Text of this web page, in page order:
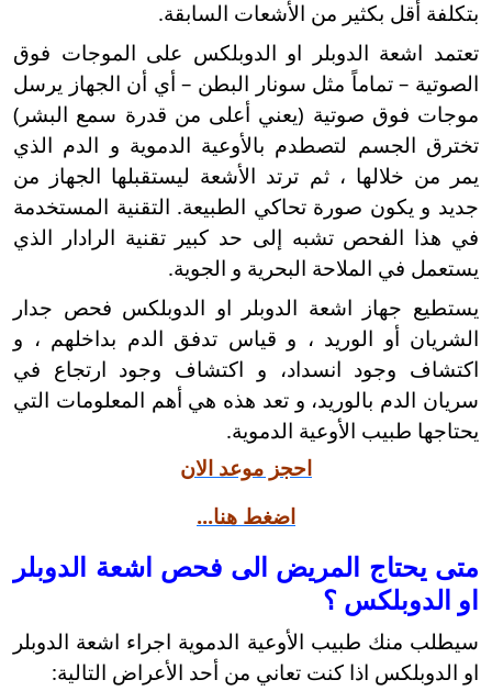
بتكلفة أقل بكثير من الأشعات السابقة.
تعتمد اشعة الدوبلر او الدوبلكس على الموجات فوق
الصوتية – تماماً مثل سونار البطن – أي أن الجهاز يرسل
موجات فوق صوتية (يعني أعلى من قدرة سمع البشر)
تخترق الجسم لتصطدم بالأوعية الدموية و الدم الذي
يمر من خلالها ، ثم ترتد الأشعة ليستقبلها الجهاز من
جديد و يكون صورة تحاكي الطبيعة. التقنية المستخدمة
في هذا الفحص تشبه إلى حد كبير تقنية الرادار الذي
يستعمل في الملاحة البحرية و الجوية.
يستطيع جهاز اشعة الدوبلر او الدوبلكس فحص جدار
الشريان أو الوريد ، و قياس تدفق الدم بداخلهم ، و
اكتشاف وجود انسداد، و اكتشاف وجود ارتجاع في
سريان الدم بالوريد، و تعد هذه هي أهم المعلومات التي
يحتاجها طبيب الأوعية الدموية.
احجز موعد الان
اضغط هنا...
متى يحتاج المريض الى فحص اشعة الدوبلر
او الدوبلكس ؟
سيطلب منك طبيب الأوعية الدموية اجراء اشعة الدوبلر
او الدوبلكس اذا كنت تعاني من أحد الأعراض التالية: